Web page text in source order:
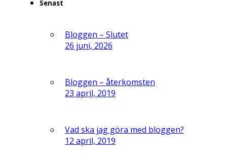
Senast
Bloggen – Slutet
26 juni, 2026
Bloggen – återkomsten
23 april, 2019
Vad ska jag göra med bloggen?
12 april, 2019